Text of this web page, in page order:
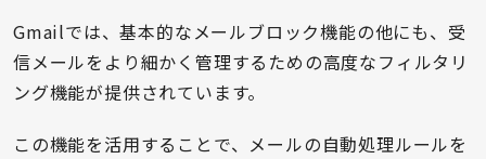
Gmailでは、基本的なメールブロック機能の他にも、受
信メールをより細かく管理するための高度なフィルタリ
ング機能が提供されています。
この機能を活用することで、メールの自動処理ルールを